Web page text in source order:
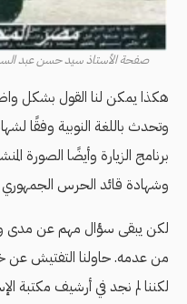
صفحة الأستاذ سيد حسن عبد
هكذا يمكن لنا القول بشكل
وتحدث باللغة النوبية وفقًا
برنامج الزيارة وأيضًا الصورة
وشهادة قائد الحرس الجمهوري
لكن يبقى سؤال مهم عن مدى
من عدمه. حاولنا التفتيش عن
لكننا لم نجد في أرشيف مكتبة